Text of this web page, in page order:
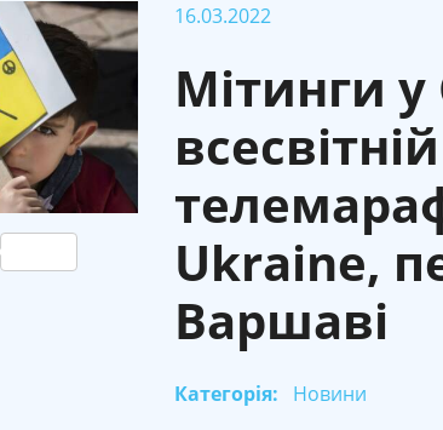
16.03.2022
Мітинги у
всесвітній
Ukraine,
Варшаві
Категорія: Новини